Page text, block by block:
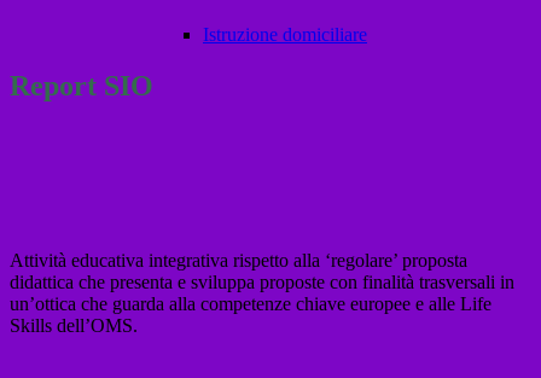
Istruzione domiciliare
Report SIO
Attività educativa integrativa rispetto alla ‘regolare’ proposta
didattica che presenta e sviluppa proposte con finalità trasversali in
un’ottica che guarda alla competenze chiave europee e alle Life
Skills dell’OMS.